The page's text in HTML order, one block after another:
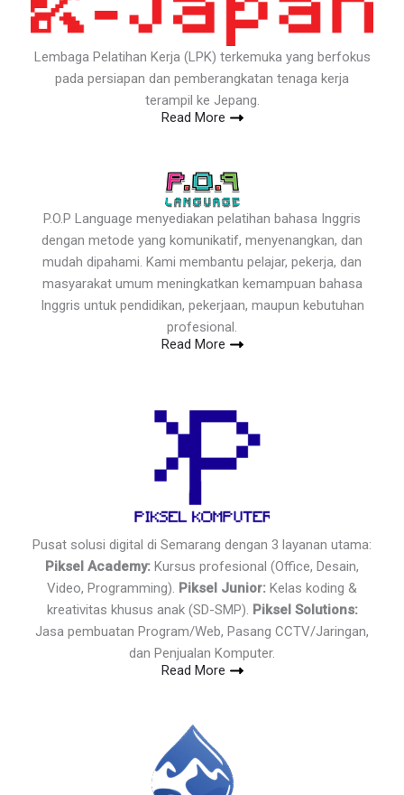
Lembaga Pelatihan Kerja (LPK) terkemuka yang berfokus
pada persiapan dan pemberangkatan tenaga kerja
terampil ke Jepang.
Read More
P.O.P Language menyediakan pelatihan bahasa Inggris
dengan metode yang komunikatif, menyenangkan, dan
mudah dipahami. Kami membantu pelajar, pekerja, dan
masyarakat umum meningkatkan kemampuan bahasa
Inggris untuk pendidikan, pekerjaan, maupun kebutuhan
profesional.
Read More
Pusat solusi digital di Semarang dengan 3 layanan utama:
Piksel Academy: Kursus profesional (Office, Desain,
Video, Programming). Piksel Junior: Kelas koding &
kreativitas khusus anak (SD-SMP). Piksel Solutions:
Jasa pembuatan Program/Web, Pasang CCTV/Jaringan,
dan Penjualan Komputer.
Read More